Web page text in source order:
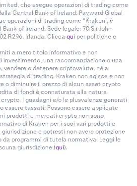
che esegue operazioni di trading come
Central Bank of Ireland. Payward Global
operazioni di trading come "Kraken", è
of Ireland. Sede legale: 70 Sir John
R296, Irlanda. Cliccaqui per politiche e
a mero titolo informativo e non
una raccomandazione o una
vendere o detenere criptovalute, né a
di trading. Kraken non agisce e non
o diminuire il prezzo di alcun asset crypto
di fondi è connaturata alla natura
I guadagni e/o le plusvalenze generati
essere tassati. Possono essere applicate
prodotti e mercati crypto non sono
di Kraken per i suoi vari prodotti e
e potresti non avere protezione
da programmi di tutela normativa. Leggi le
giurisdizione (qui).